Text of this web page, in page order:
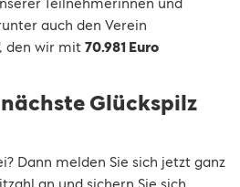
Teilnehmerinnen und
auch den Verein
den wir mit 70.981 Euro
Glückspilz
Dann melden Sie sich jetzt ganz
an und sichern Sie sich